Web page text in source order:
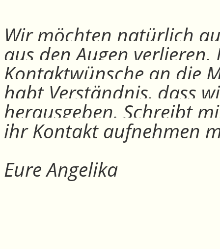
Wir möchten natürlich
aus den Augen
Kontaktwünsche an die
habt Verständnis, dass
herausgeben. Schreibt
ihr Kontakt aufnehmen
Eure Angelika